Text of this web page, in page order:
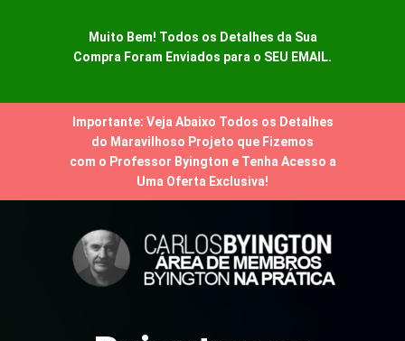
Muito Bem! Todos os Detalhes da Sua
Compra Foram Enviados para o SEU EMAIL.
Importante: Veja Abaixo Todos os Detalhes
do Maravilhoso Projeto que Fizemos
com o Professor Byington e Tenha Acesso a
Uma Oferta Exclusiva!